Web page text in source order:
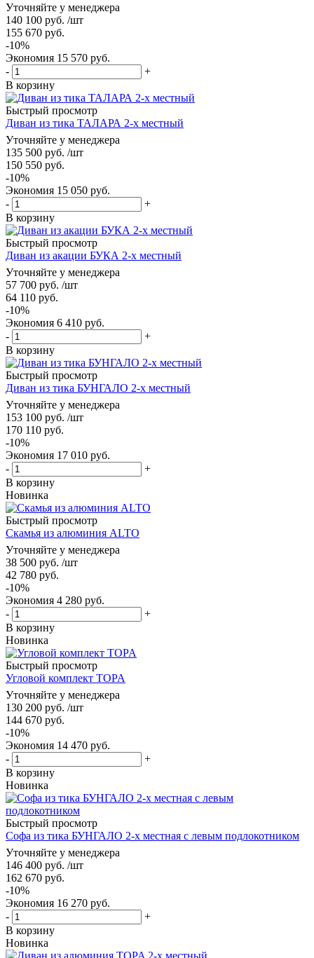
Уточняйте у менеджера
140 100 руб. /шт
155 670 руб.
-10%
Экономия 15 570 руб.
-
+
В корзину
Быстрый просмотр
Диван из тика ТАЛАРА 2-х местный
Уточняйте у менеджера
135 500 руб. /шт
150 550 руб.
-10%
Экономия 15 050 руб.
-
+
В корзину
Быстрый просмотр
Диван из акации БУКА 2-х местный
Уточняйте у менеджера
57 700 руб. /шт
64 110 руб.
-10%
Экономия 6 410 руб.
-
+
В корзину
Быстрый просмотр
Диван из тика БУНГАЛО 2-х местный
Уточняйте у менеджера
153 100 руб. /шт
170 110 руб.
-10%
Экономия 17 010 руб.
-
+
В корзину
Новинка
Быстрый просмотр
Скамья из алюминия ALTO
Уточняйте у менеджера
38 500 руб. /шт
42 780 руб.
-10%
Экономия 4 280 руб.
-
+
В корзину
Новинка
Быстрый просмотр
Угловой комплект TOPA
Уточняйте у менеджера
130 200 руб. /шт
144 670 руб.
-10%
Экономия 14 470 руб.
-
+
В корзину
Новинка
Быстрый просмотр
Софа из тика БУНГАЛО 2-х местная с левым подлокотником
Уточняйте у менеджера
146 400 руб. /шт
162 670 руб.
-10%
Экономия 16 270 руб.
-
+
В корзину
Новинка